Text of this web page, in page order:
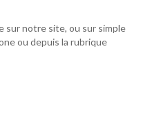
sur notre site, ou sur simple
ou depuis la rubrique